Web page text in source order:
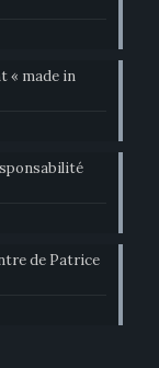
« made in
de Patrice